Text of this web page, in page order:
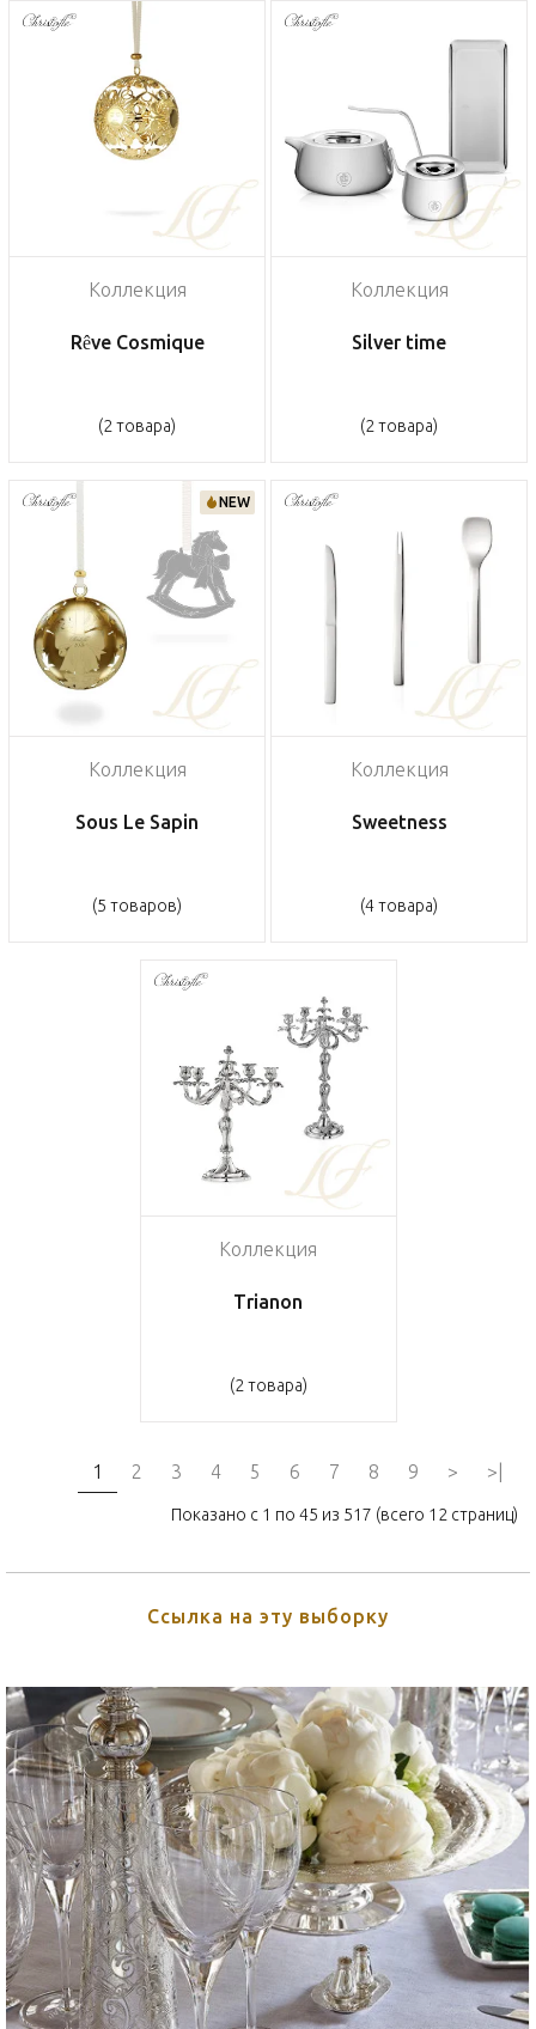
Коллекция
Rêve Cosmique
(2 товара)
Коллекция
Silver time
(2 товара)
NEW
Коллекция
Sous Le Sapin
(5 товаров)
Коллекция
Sweetness
(4 товара)
Коллекция
Trianon
(2 товара)
1 2 3 4 5 6 7 8 9 > >|
Показано с 1 по 45 из 517 (всего 12 страниц)
Ссылка на эту выборку